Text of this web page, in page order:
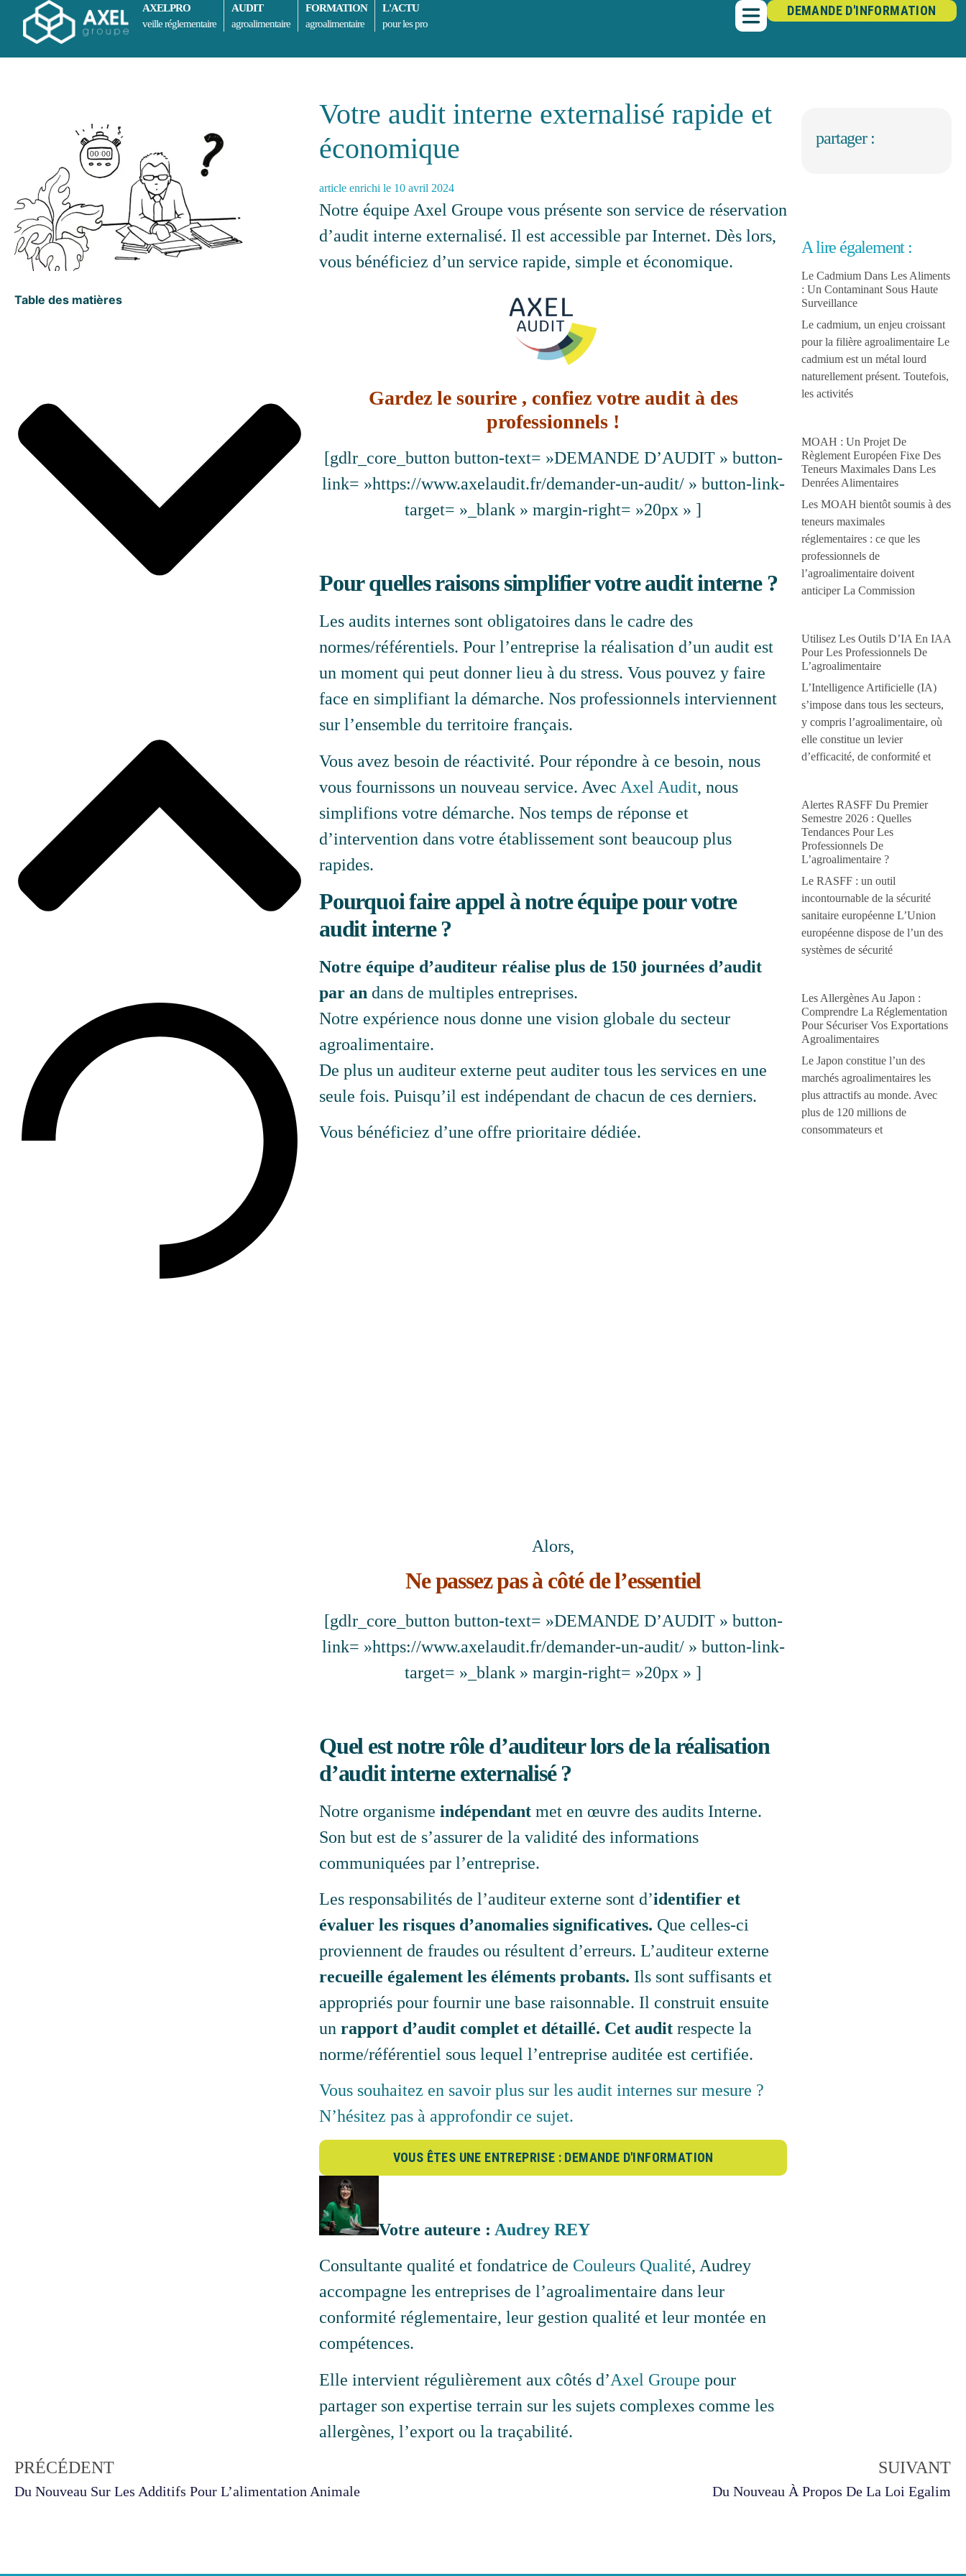
AXELPRO
veille réglementaire
AUDIT
agroalimentaire
FORMATION
agroalimentaire
L'ACTU
pour les pro
DEMANDE D'INFORMATION
Table des matières
Votre audit interne externalisé rapide et
économique
article enrichi le 10 avril 2024
Notre équipe Axel Groupe vous présente son service de réservation
d’audit interne externalisé. Il est accessible par Internet. Dès lors,
vous bénéficiez d’un service rapide, simple et économique.
Gardez le sourire , confiez votre audit à des
professionnels !
[gdlr_core_button button-text= »DEMANDE D’AUDIT » button-
link= »https://www.axelaudit.fr/demander-un-audit/ » button-link-
target= »_blank » margin-right= »20px » ]
Pour quelles raisons simplifier votre audit interne ?
Les audits internes sont obligatoires dans le cadre des
normes/référentiels. Pour l’entreprise la réalisation d’un audit est
un moment qui peut donner lieu à du stress. Vous pouvez y faire
face en simplifiant la démarche. Nos professionnels interviennent
sur l’ensemble du territoire français.
Vous avez besoin de réactivité. Pour répondre à ce besoin, nous
vous fournissons un nouveau service. Avec Axel Audit, nous
simplifions votre démarche. Nos temps de réponse et
d’intervention dans votre établissement sont beaucoup plus
rapides.
Pourquoi faire appel à notre équipe pour votre
audit interne ?
Notre équipe d’auditeur réalise plus de 150 journées d’audit
par andans de multiples entreprises.
Notre expérience nous donne une vision globale du secteur
agroalimentaire.
De plus un auditeur externe peut auditer tous les services en une
seule fois. Puisqu’il est indépendant de chacun de ces derniers.
Vous bénéficiez d’une offre prioritaire dédiée.
Alors,
Ne passez pas à côté de l’essentiel
[gdlr_core_button button-text= »DEMANDE D’AUDIT » button-
link= »https://www.axelaudit.fr/demander-un-audit/ » button-link-
target= »_blank » margin-right= »20px » ]
Quel est notre rôle d’auditeur lors de la réalisation
d’audit interne externalisé ?
Notre organismeindépendant met en œuvre des audits Interne.
Son but est de s’assurer de la validité des informations
communiquées par l’entreprise.
Les responsabilités de l’auditeur externe sont d’identifier et
évaluer les risques d’anomalies significatives. Que celles-ci
proviennent de fraudes ou résultent d’erreurs. L’auditeur externe
recueille également les éléments probants. Ils sont suffisants et
appropriés pour fournir une base raisonnable. Il construit ensuite
unrapport d’audit complet et détaillé. Cet audit respecte la
norme/référentiel sous lequel l’entreprise auditée est certifiée.
Vous souhaitez en savoir plus sur les audit internes sur mesure ?
N’hésitez pas à approfondir ce sujet.
VOUS ÊTES UNE ENTREPRISE : DEMANDE D'INFORMATION
Votre auteure : Audrey REY
Consultante qualité et fondatrice de Couleurs Qualité, Audrey
accompagne les entreprises de l’agroalimentaire dans leur
conformité réglementaire, leur gestion qualité et leur montée en
compétences.
Elle intervient régulièrement aux côtés d’Axel Groupe pour
partager son expertise terrain sur les sujets complexes comme les
allergènes, l’export ou la traçabilité.
partager :
A lire également :
Le Cadmium Dans Les Aliments
: Un Contaminant Sous Haute
Surveillance
Le cadmium, un enjeu croissant
pour la filière agroalimentaire Le
cadmium est un métal lourd
naturellement présent. Toutefois,
les activités
MOAH : Un Projet De
Règlement Européen Fixe Des
Teneurs Maximales Dans Les
Denrées Alimentaires
Les MOAH bientôt soumis à des
teneurs maximales
réglementaires : ce que les
professionnels de
l’agroalimentaire doivent
anticiper La Commission
Utilisez Les Outils D’IA En IAA
Pour Les Professionnels De
L’agroalimentaire
L’Intelligence Artificielle (IA)
s’impose dans tous les secteurs,
y compris l’agroalimentaire, où
elle constitue un levier
d’efficacité, de conformité et
Alertes RASFF Du Premier
Semestre 2026 : Quelles
Tendances Pour Les
Professionnels De
L’agroalimentaire ?
Le RASFF : un outil
incontournable de la sécurité
sanitaire européenne L’Union
européenne dispose de l’un des
systèmes de sécurité
Les Allergènes Au Japon :
Comprendre La Réglementation
Pour Sécuriser Vos Exportations
Agroalimentaires
Le Japon constitue l’un des
marchés agroalimentaires les
plus attractifs au monde. Avec
plus de 120 millions de
consommateurs et
PRÉCÉDENT
Du Nouveau Sur Les Additifs Pour L’alimentation Animale
SUIVANT
Du Nouveau À Propos De La Loi Egalim